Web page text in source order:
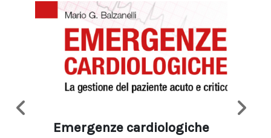
Emergenze cardiologiche